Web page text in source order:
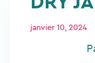
janvier 10, 2024